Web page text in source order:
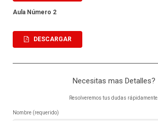
Aula Número 2
DESCARGAR
Necesitas mas Detalles?
Resolveremos tus dudas rápidamente.
Nombre (requerido)